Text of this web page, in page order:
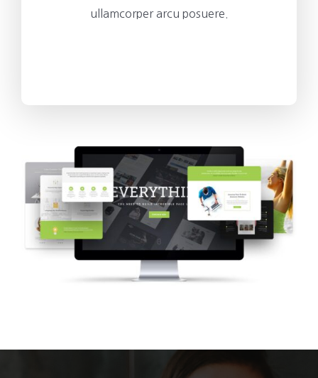
ullamcorper arcu posuere.